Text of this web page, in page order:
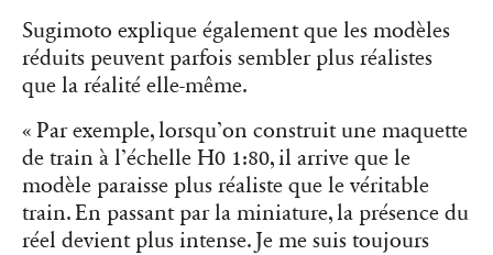
Sugimoto explique également que les modèles
réduits peuvent parfois sembler plus réalistes
que la réalité elle-même.
« Par exemple, lorsqu’on construit une maquette
de train à l’échelle H0 1:80, il arrive que le
modèle paraisse plus réaliste que le véritable
train. En passant par la miniature, la présence du
réel devient plus intense. Je me suis toujours